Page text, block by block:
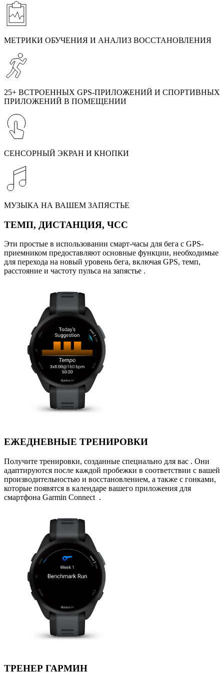
МЕТРИКИ ОБУЧЕНИЯ И АНАЛИЗ ВОССТАНОВЛЕНИЯ
25+ ВСТРОЕННЫХ GPS-ПРИЛОЖЕНИЙ И СПОРТИВНЫХ
ПРИЛОЖЕНИЙ В ПОМЕЩЕНИИ
СЕНСОРНЫЙ ЭКРАН И КНОПКИ
МУЗЫКА НА ВАШЕМ ЗАПЯСТЬЕ
ТЕМП, ДИСТАНЦИЯ, ЧСС
Эти простые в использовании смарт-часы для бега с GPS-
приемником предоставляют основные функции, необходимые
для перехода на новый уровень бега, включая GPS, темп,
расстояние и частоту пульса на запястье .
ЕЖЕДНЕВНЫЕ ТРЕНИРОВКИ
Получите тренировки, созданные специально для вас . Они
адаптируются после каждой пробежки в соответствии с вашей
производительностью и восстановлением, а также с гонками,
которые появятся в календаре вашего приложения для
смартфона Garmin Connect .
ТРЕНЕР ГАРМИН